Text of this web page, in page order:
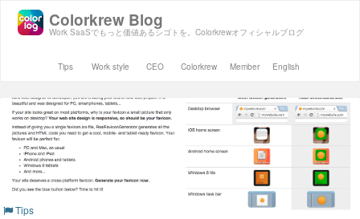
Work SaaSでもっと価値あるシゴトを。Colorkrewオフィシャルブログ
Colorkrew Blog
Tips Work style CEO Colorkrew Member English
Tips